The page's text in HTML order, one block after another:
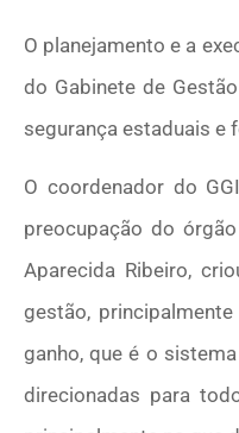
O planejamento e a
do Gabinete de
segurança estaduais e
O coordenador do
preocupação do
Aparecida Ribeiro,
gestão,
ganho, que é o
direcionadas para